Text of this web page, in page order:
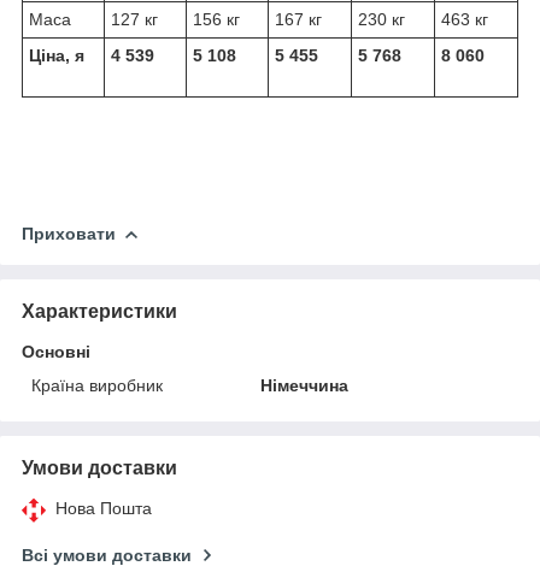
Маса
127 кг 156 кг 167 кг 230 кг
463 кг
Ціна, я
4 539 5 108 5 455 5 768 8 060
Приховати
Характеристики
Основні
Країна виробник
Німеччина
Умови доставки
Нова Пошта
Всі умови доставки